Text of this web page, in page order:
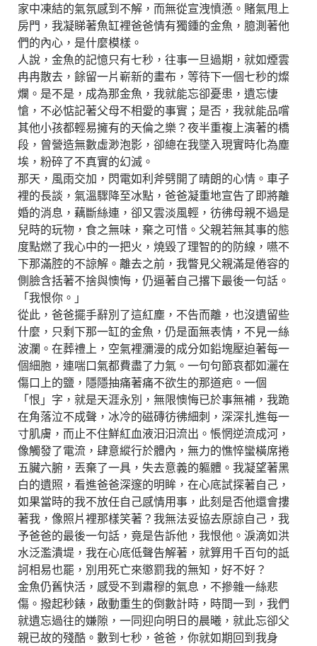
家中凍結的氣氛感到不解，而無從宣洩憤懣。賭氣甩上
房門，我凝睇著魚缸裡爸爸情有獨鍾的金魚，臆測著他
們的內心，是什麼模樣。
人說，金魚的記憶只有七秒，往事一旦過期，就如煙雲
冉冉散去，餘留一片嶄新的畫布，等待下一個七秒的燦
爛。是不是，成為那金魚，我就能忘卻憂患，遺忘悽
愴，不必惦記著父母不相愛的事實；是否，我就能品嚐
其他小孩都輕易擁有的天倫之樂？夜半重複上演著的橋
段，曾營造無數虛渺泡影，卻總在我墜入現實時化為塵
埃，粉碎了不真實的幻滅。
那天，風雨交加，閃電如利斧劈開了晴朗的心情。車子
裡的長談，氣溫驟降至冰點，爸爸凝重地宣告了即將離
婚的消息，藕斷絲連，卻又雲淡風輕，彷彿母親不過是
兒時的玩物，食之無味，棄之可惜。父親若無其事的態
度點燃了我心中的一把火，燒毀了理智的的防線，嚥不
下那滿腔的不諒解。離去之前，我瞥見父親滿是倦容的
側臉含括著不捨與懊悔，仍逼著自己撂下最後一句話。
「我恨你。」
從此，爸爸擺手辭別了這紅塵，不告而離，也沒遺留些
什麼，只剩下那一缸的金魚，仍是面無表情，不見一絲
波瀾。在葬禮上，空氣裡瀰漫的成分如鉛塊壓迫著每一
個細胞，連喘口氣都費盡了力氣。一句句節哀都如灑在
傷口上的鹽，隱隱抽痛著痛不欲生的那道疤。一個
「恨」字，就是天涯永別，無限懊悔已於事無補，我跪
在角落泣不成聲，冰冷的磁磚彷彿細刺，深深扎進每一
寸肌膚，而止不住鮮紅血液汩汩流出。悵惘逆流成河，
像觸發了電流，肆意縱行於體內，無力的憔悴蠻橫席捲
五臟六腑，丟棄了一具，失去意義的軀體。我凝望著黑
白的遺照，看進爸爸深邃的明眸，在心底試探著自己，
如果當時的我不放任自己感情用事，此刻是否他還會摟
著我，像照片裡那樣笑著？我無法妥協去原諒自己，我
予爸爸的最後一句話，竟是告訴他，我恨他。淚滴如洪
水泛濫潰堤，我在心底低聲告解著，就算用千百句的詆
訶相易也罷，別用死亡來懲罰我的無知，好不好？
金魚仍舊快活，感受不到肅穆的氣息，不摻雜一絲悲
傷。撥起秒錶，啟動重生的倒數計時，時間一到，我們
就遺忘過往的嫌隙，一同迎向明日的晨曦，就此忘卻父
親已故的殘酷。數到七秒，爸爸，你就如期回到我身